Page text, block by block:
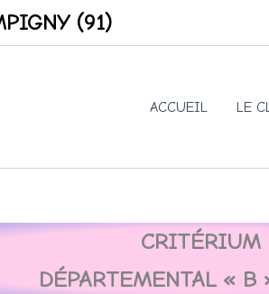
(91)
ACCUEIL LE
CRITÉRIUM
DÉPARTEMENTAL « B